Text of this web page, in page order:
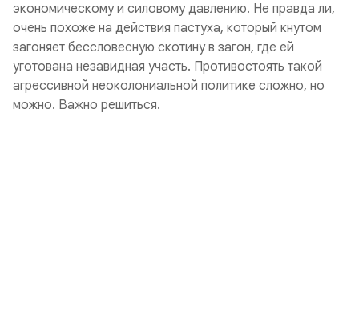
экономическому и силовому давлению. Не правда ли,
очень похоже на действия пастуха, который кнутом
загоняет бессловесную скотину в загон, где ей
уготована незавидная участь. Противостоять такой
агрессивной неоколониальной политике сложно, но
можно. Важно решиться.